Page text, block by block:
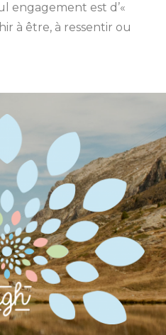
engagement est d’«
à être, à ressentir ou